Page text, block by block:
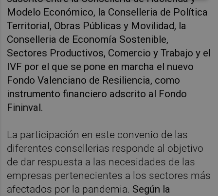
Modelo Económico, la Conselleria de Política
Territorial, Obras Públicas y Movilidad, la
Conselleria de Economía Sostenible,
Sectores Productivos, Comercio y Trabajo y el
IVF por el que se pone en marcha el nuevo
Fondo Valenciano de Resiliencia, como
instrumento financiero adscrito al Fondo
Fininval.
La participación en este convenio de las
diferentes consellerias responde al objetivo
de dar respuesta a las necesidades de las
empresas pertenecientes a los sectores más
afectados por la pandemia. Según la